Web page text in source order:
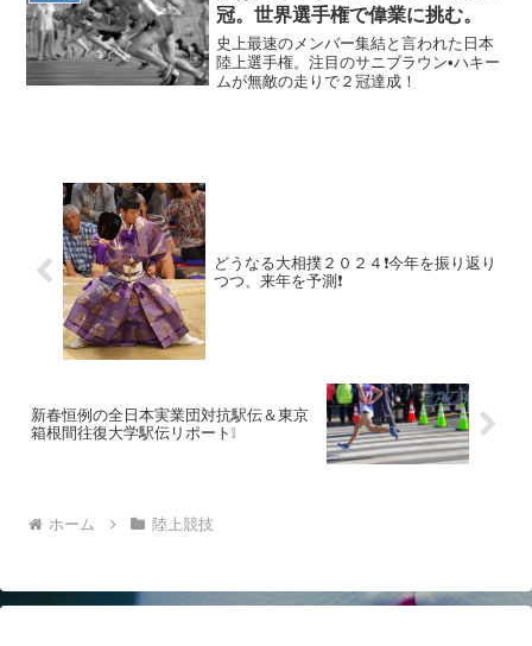
冠。世界選手権で偉業に挑む。
史上最速のメンバー集結と言われた日本
陸上選手権。注目のサニブラウン•ハキー
ムが無敵の走りで２冠達成！
どうなる大相撲２０２４❗今年を振り返り
つつ、来年を予測❗
新春恒例の全日本実業団対抗駅伝＆東京
箱根間往復大学駅伝リポート❕
ホーム 陸上競技